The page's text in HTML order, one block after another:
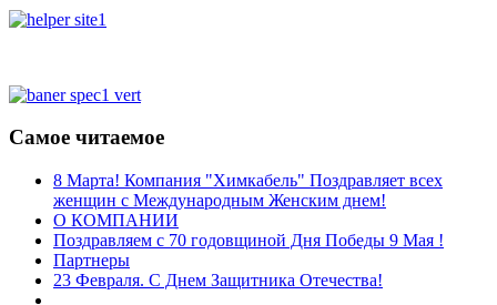
Самое читаемое
8 Марта! Компания "Химкабель" Поздравляет всех
женщин с Международным Женским днем!
О КОМПАНИИ
Поздравляем с 70 годовщиной Дня Победы 9 Мая !
Партнеры
23 Февраля. С Днем Защитника Отечества!